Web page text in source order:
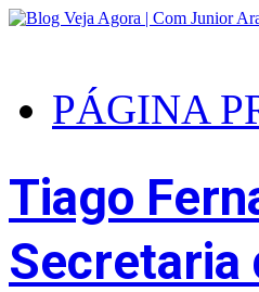
PÁGINA
Tiago
Secretaria